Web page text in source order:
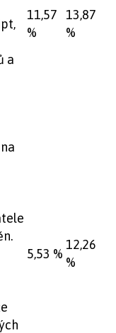
a
11,57
%
13,87
%
5,53 %
12,26
%